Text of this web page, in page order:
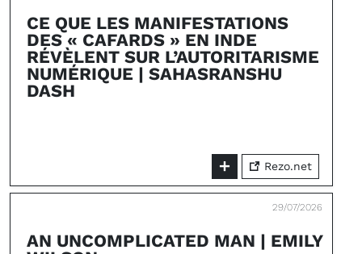
CE QUE LES MANIFESTATIONS
DES « CAFARDS » EN INDE
RÉVÈLENT SUR L’AUTORITARISME
NUMÉRIQUE | SAHASRANSHU
DASH
Rezo.net
29/07/2026
AN UNCOMPLICATED MAN | EMILY